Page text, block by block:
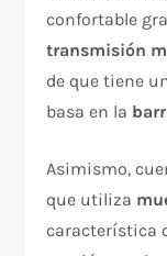
confortable
transmisión
de que tiene
basa en la
Asimismo,
que utiliza
característica